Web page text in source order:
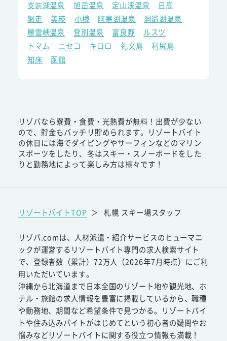
支笏湖温泉
旭岳温泉 定山渓温泉
日高
網走
美瑛 小樽 阿寒湖温泉
洞爺湖温泉
層雲峡温泉
登別温泉 富良野
ルスツ
トマム
ニセコ キロロ 礼文島
利尻島
知床
函館
リゾバなら寮費・食費・光熱費が無料！出費が少ない
ので、貯金もバッチリ貯められます。リゾートバイト
の休日には海でダイビングやサーフィンなどのマリン
スポーツをしたり、冬はスキー・スノーボードをした
りと勤務地によって楽しみ方は様々です！
リゾートバイトTOP ＞ 札幌 スキー場スタッフ
リゾバ.comは、人材派遣・紹介サービスのヒューマニ
ックが運営するリゾートバイト専門の求人検索サイト
で、登録者数（累計）72万人（2026年7月時点）にご利
用いただいています。
沖縄から北海道まで日本全国のリゾート地や観光地、ホ
テル・旅館の求人情報を豊富に掲載しているから、職種
や勤務地、期間など希望条件で見つかる。リゾートバイ
トや住み込みバイトがはじめてという初心者の疑問やお
悩みなどリゾートバイトに関する役立つ情報も満載！